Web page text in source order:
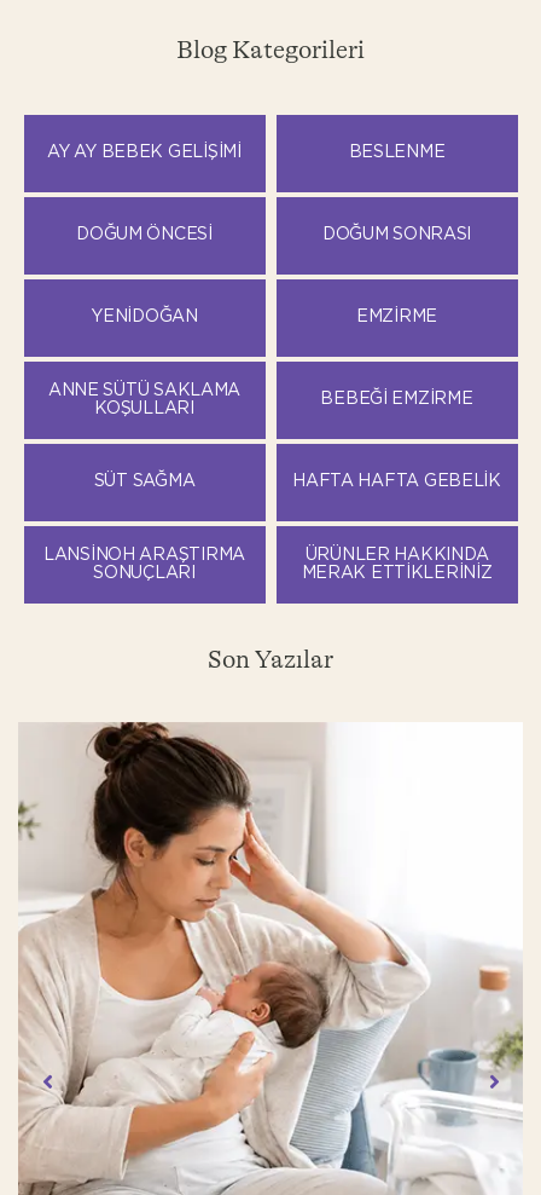
Blog Kategorileri
AY AY BEBEK GELIŞIMI BESLENME
DOĞUM ÖNCESI DOĞUM SONRASI
YENIDOĞAN EMZIRME
ANNE SÜTÜ SAKLAMA
KOŞULLARI
BEBEĞI EMZIRME
SÜT SAĞMA HAFTA HAFTA GEBELIK
LANSINOH ARAŞTIRMA
SONUÇLARI
ÜRÜNLER HAKKINDA
MERAK ETTIKLERINIZ
Son Yazılar